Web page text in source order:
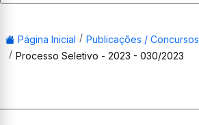
Página Inicial
Publicações / Concursos
Processo Seletivo - 2023 - 030/2023